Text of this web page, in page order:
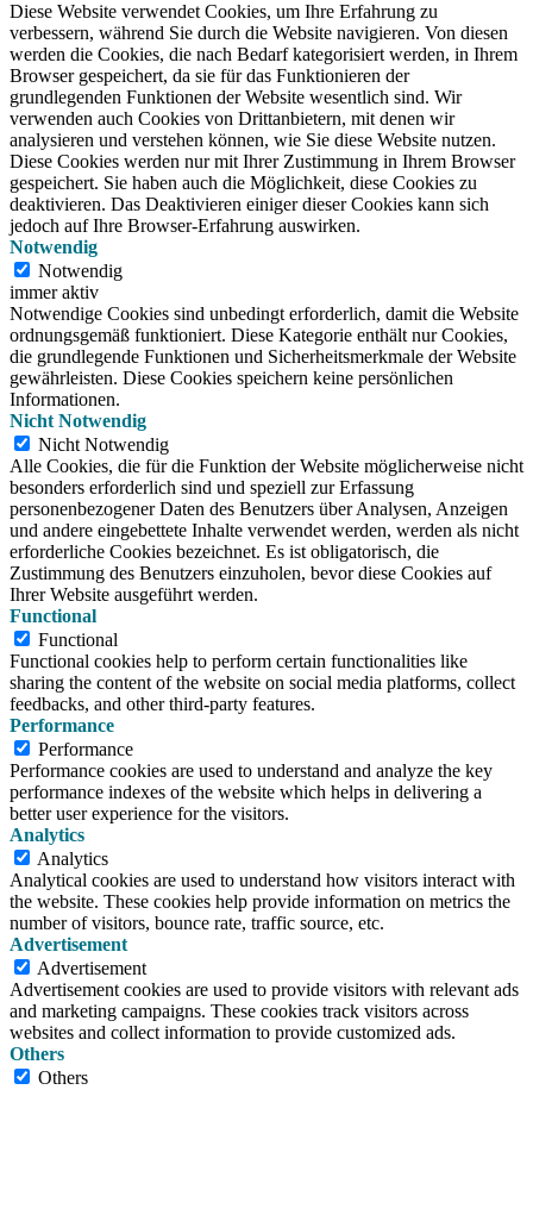
Diese Website verwendet Cookies, um Ihre Erfahrung zu
verbessern, während Sie durch die Website navigieren. Von diesen
werden die Cookies, die nach Bedarf kategorisiert werden, in Ihrem
Browser gespeichert, da sie für das Funktionieren der
grundlegenden Funktionen der Website wesentlich sind. Wir
verwenden auch Cookies von Drittanbietern, mit denen wir
analysieren und verstehen können, wie Sie diese Website nutzen.
Diese Cookies werden nur mit Ihrer Zustimmung in Ihrem Browser
gespeichert. Sie haben auch die Möglichkeit, diese Cookies zu
deaktivieren. Das Deaktivieren einiger dieser Cookies kann sich
jedoch auf Ihre Browser-Erfahrung auswirken.
Notwendig
Notwendig
immer aktiv
Notwendige Cookies sind unbedingt erforderlich, damit die Website
ordnungsgemäß funktioniert. Diese Kategorie enthält nur Cookies,
die grundlegende Funktionen und Sicherheitsmerkmale der Website
gewährleisten. Diese Cookies speichern keine persönlichen
Informationen.
Nicht Notwendig
Nicht Notwendig
Alle Cookies, die für die Funktion der Website möglicherweise nicht
besonders erforderlich sind und speziell zur Erfassung
personenbezogener Daten des Benutzers über Analysen, Anzeigen
und andere eingebettete Inhalte verwendet werden, werden als nicht
erforderliche Cookies bezeichnet. Es ist obligatorisch, die
Zustimmung des Benutzers einzuholen, bevor diese Cookies auf
Ihrer Website ausgeführt werden.
Functional
Functional
Functional cookies help to perform certain functionalities like
sharing the content of the website on social media platforms, collect
feedbacks, and other third-party features.
Performance
Performance
Performance cookies are used to understand and analyze the key
performance indexes of the website which helps in delivering a
better user experience for the visitors.
Analytics
Analytics
Analytical cookies are used to understand how visitors interact with
the website. These cookies help provide information on metrics the
number of visitors, bounce rate, traffic source, etc.
Advertisement
Advertisement
Advertisement cookies are used to provide visitors with relevant ads
and marketing campaigns. These cookies track visitors across
websites and collect information to provide customized ads.
Others
Others